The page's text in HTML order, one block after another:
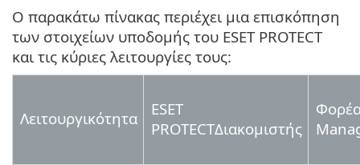
Ο παρακάτω πίνακας περιέχει μια επισκόπηση
των στοιχείων υποδομής του ESET PROTECT
και τις κύριες λειτουργίες τους:
Λειτουργικότητα
ESET
PROTECTΔιακομιστής